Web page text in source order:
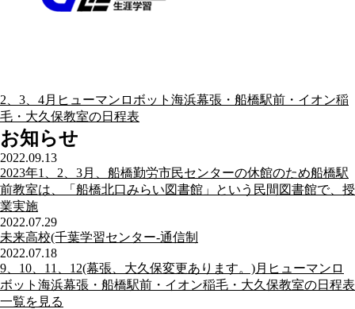
2、3、4月ヒューマンロボット海浜幕張・船橋駅前・イオン稲
毛・大久保教室の日程表
お知らせ
2022.09.13
2023年1、2、3月、船橋勤労市民センターの休館のため船橋駅
前教室は、「船橋北口みらい図書館」という民間図書館で、授
業実施
2022.07.29
未来高校(千葉学習センター-通信制
2022.07.18
9、10、11、12(幕張、大久保変更あります。)月ヒューマンロ
ボット海浜幕張・船橋駅前・イオン稲毛・大久保教室の日程表
一覧を見る